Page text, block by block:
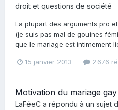
droit et questions de société
La plupart des arguments pro
(je suis pas mal de gouines
que le mariage est intimement
15 janvier 2013 2 676
Motivation du mariage gay
LaFéeC a répondu à un sujet